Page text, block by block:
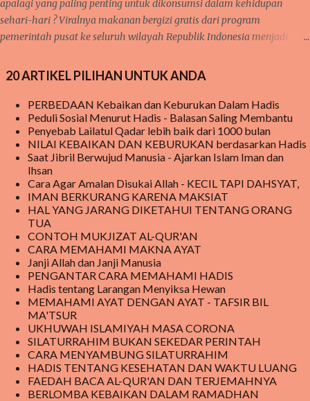
apalagi yang paling penting untuk dikonsumsi dalam kehidupan
sehari-hari ? Viralnya makanan bergizi gratis dari program
pemerintah pusat ke seluruh wilayah Republik Indonesia menjadi
begitu juga di pembicaraan langsung dari mulut ke mulut warga.
menerima MAKANAN BERGIZI GRATIS tersebut tetapi mereka tetap
penasaran menanti kedatangan makanan bergizi gratis tersebut.
Program Makanan Bergizi ini, pada awalnya mendapat cemoohan
publik karena beberapa kasus di beritakan bahwa ada yang tidak
beres pada makanan yang disediakan sehingga sempat dilaporkan
berdampak buruk bagi kesehatan anak yang mengkomsumsinya.
pada akhirnya di beritakan bahwa orang yang memakannya menjadi
jatuh sakit sehingga dikatakan keracunan makanan dari makanan
yang disalurkan dari MBG . Meski demikian, MBG tetap berjal...
20 ARTIKEL PILIHAN UNTUK ANDA
PERBEDAAN Kebaikan dan Keburukan Dalam Hadis
Peduli Sosial Menurut Hadis - Balasan Saling Membantu
Penyebab Lailatul Qadar lebih baik dari 1000 bulan
NILAI KEBAIKAN DAN KEBURUKAN berdasarkan Hadis
Saat Jibril Berwujud Manusia - Ajarkan Islam Iman dan
Ihsan
Cara Agar Amalan Disukai Allah - KECIL TAPI DAHSYAT,
IMAN BERKURANG KARENA MAKSIAT
HAL YANG JARANG DIKETAHUI TENTANG ORANG
TUA
CONTOH MUKJIZAT AL-QUR'AN
CARA MEMAHAMI MAKNA AYAT
Janji Allah dan Janji Manusia
PENGANTAR CARA MEMAHAMI HADIS
Hadis tentang Larangan Menyiksa Hewan
MEMAHAMI AYAT DENGAN AYAT - TAFSIR BIL
MA'TSUR
UKHUWAH ISLAMIYAH MASA CORONA
SILATURRAHIM BUKAN SEKEDAR PERINTAH
CARA MENYAMBUNG SILATURRAHIM
HADIS TENTANG KESEHATAN DAN WAKTU LUANG
FAEDAH BACA AL-QUR'AN DAN TERJEMAHNYA
BERLOMBA KEBAIKAN DALAM RAMADHAN